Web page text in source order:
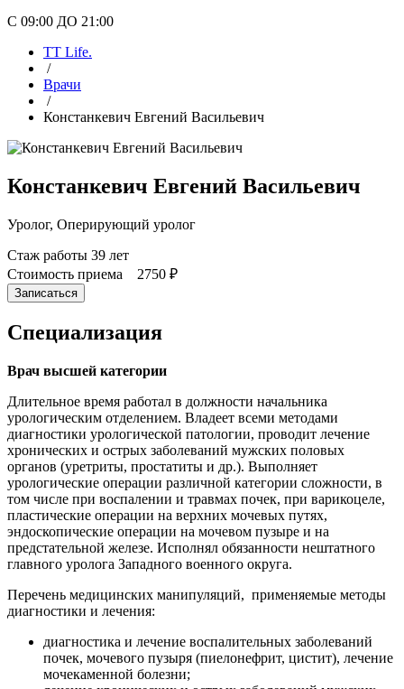
С 09:00 ДО 21:00
TT Life.
/
Врачи
/
Констанкевич Евгений Васильевич
Констанкевич Евгений Васильевич
Уролог, Оперирующий уролог
Стаж работы 39 лет
Стоимость приема 2750 ₽
Записаться
Специализация
Врач высшей категории
Длительное время работал в должности начальника
урологическим отделением. Владеет всеми методами
диагностики урологической патологии, проводит лечение
хронических и острых заболеваний мужских половых
органов (уретриты, простатиты и др.). Выполняет
урологические операции различной категории сложности, в
том числе при воспалении и травмах почек, при варикоцеле,
пластические операции на верхних мочевых путях,
эндоскопические операции на мочевом пузыре и на
предстательной железе. Исполнял обязанности нештатного
главного уролога Западного военного округа.
Перечень медицинских манипуляций, применяемые методы
диагностики и лечения:
диагностика и лечение воспалительных заболеваний
почек, мочевого пузыря (пиелонефрит, цистит), лечение
мочекаменной болезни;